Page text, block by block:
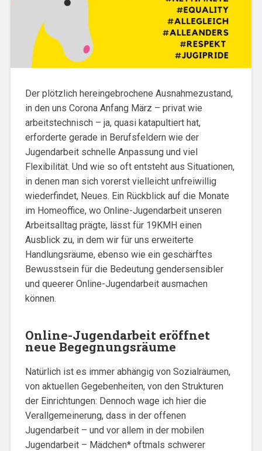
Der plötzlich hereingebrochene Ausnahmezustand,
in den uns Corona Anfang März – privat wie
arbeitstechnisch – ja, quasi katapultiert hat,
erforderte gerade in Berufsfeldern wie der
Jugendarbeit schnelle Anpassung und viel
Flexibilität. Und wie so oft entsteht aus Situationen,
in denen man sich vorerst vielleicht unfreiwillig
wiederfindet, Neues. Ein Rückblick auf die Monate
im Homeoffice, wo Online-Jugendarbeit unseren
Arbeitsalltag prägte, lässt für 19KMH einen
Ausblick zu, in dem wir für uns erweiterte
Handlungsräume, ebenso wie ein geschärftes
Bewusstsein für die Bedeutung gendersensibler
und queerer Online-Jugendarbeit ausmachen
können.
Online-Jugendarbeit eröffnet
neue Begegnungsräume
Natürlich ist es immer abhängig von Sozialräumen,
von aktuellen Gegebenheiten, von den Strukturen
der Einrichtungen: Dennoch wage ich hier die
Verallgemeinerung, dass in der offenen
Jugendarbeit – und vor allem in der mobilen
Jugendarbeit – Mädchen* oftmals schwerer